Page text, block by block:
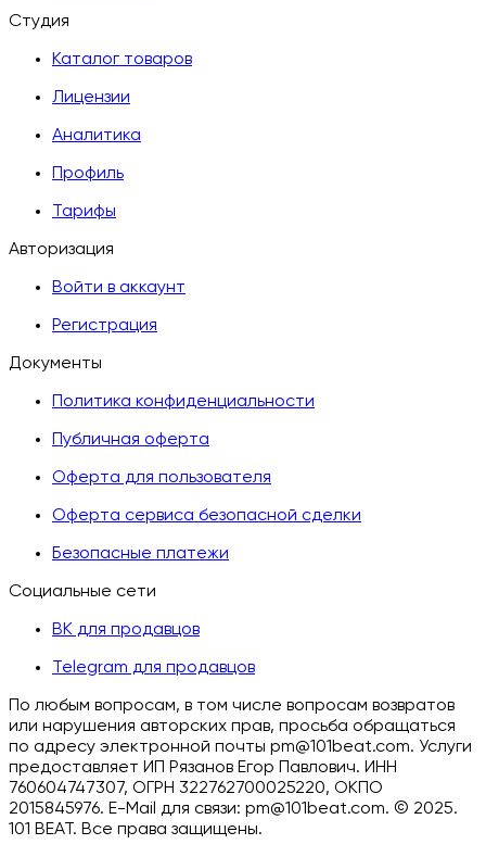
Студия
Каталог товаров
Лицензии
Аналитика
Профиль
Тарифы
Авторизация
Войти в аккаунт
Регистрация
Документы
Политика конфиденциальности
Публичная оферта
Оферта для пользователя
Оферта сервиса безопасной сделки
Безопасные платежи
Социальные сети
ВК для продавцов
Telegram для продавцов
По любым вопросам, в том числе вопросам возвратов
или нарушения авторских прав, просьба обращаться
по адресу электронной почты pm@101beat.com. Услуги
предоставляет ИП Рязанов Егор Павлович. ИНН
760604747307, ОГРН 322762700025220, ОКПО
2015845976. E-Mail для связи: pm@101beat.com. © 2025.
101 BEAT. Все права защищены.